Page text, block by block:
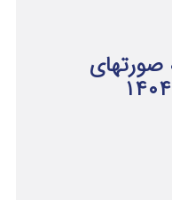
صورتهای